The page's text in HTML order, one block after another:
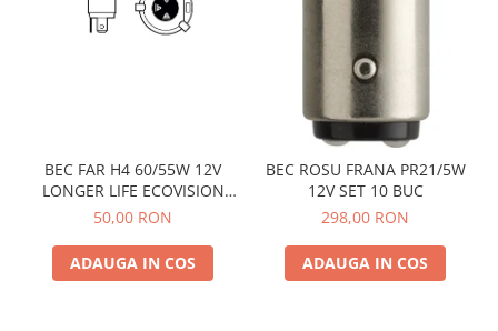
BEC FAR H4 60/55W 12V
LONGER LIFE ECOVISION
PHILIPS
50,00 RON
ADAUGA IN COS
BEC ROSU FRANA PR21/5W
12V SET 10 BUC
298,00 RON
ADAUGA IN COS